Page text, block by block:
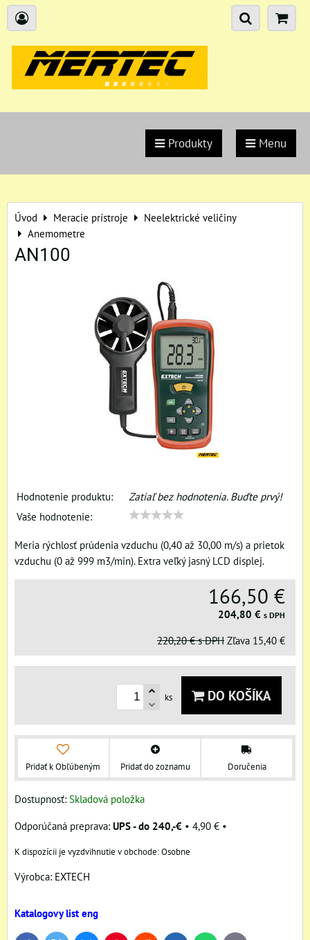
Produkty Menu
Úvod Meracie prístroje
Neelektrické veličiny
Anemometre
AN100
Hodnotenie produktu:
Zatiaľ bez hodnotenia. Buďte prvý!
Vaše hodnotenie:
Meria rýchlosť prúdenia vzduchu (0,40 až 30,00 m/s) a prietok
vzduchu (0 až 999 m3/min). Extra veľký jasný LCD displej.
166,50 €
204,80 € s DPH
220,20 € s DPH Zľava 15,40 €
ks DO KOŠÍKA
Pridať k Obľúbeným Pridať do zoznamu Doručenia
Dostupnosť: Skladová položka
UPS - do 240,-€ • 4,90 € •
Osobne
Výrobca: EXTECH
Katalogovy list eng